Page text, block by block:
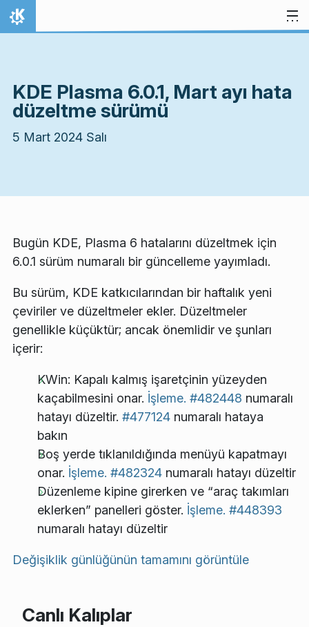
İçeriğe atla
Ana Sayfa
KDE Plasma 6.0.1, Mart ayı hata
düzeltme sürümü
5 Mart 2024 Salı
Bugün KDE, Plasma 6 hatalarını düzeltmek için
6.0.1 sürüm numaralı bir güncelleme yayımladı.
Bu sürüm, KDE katkıcılarından bir haftalık yeni
çeviriler ve düzeltmeler ekler. Düzeltmeler
genellikle küçüktür; ancak önemlidir ve şunları
içerir:
KWin: Kapalı kalmış işaretçinin yüzeyden
kaçabilmesini onar. İşleme. #482448 numaralı
hatayı düzeltir. #477124 numaralı hataya
bakın
Boş yerde tıklanıldığında menüyü kapatmayı
onar. İşleme. #482324 numaralı hatayı düzeltir
Düzenleme kipine girerken ve “araç takımları
eklerken” panelleri göster. İşleme. #448393
numaralı hatayı düzeltir
Değişiklik günlüğünün tamamını görüntüle
Canlı Kalıplar